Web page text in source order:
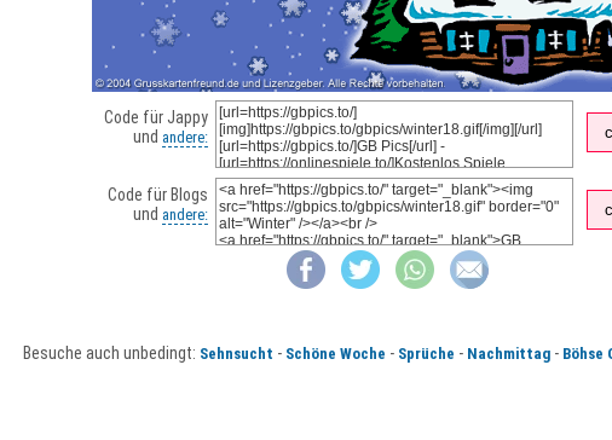
Code für Jappy
und andere:
Code für Blogs
und andere:
Besuche auch unbedingt: Sehnsucht - Schöne Woche - Sprüche - Nachmittag - Böhse